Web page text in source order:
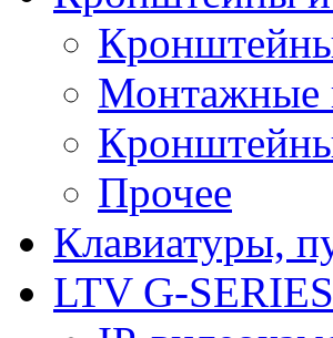
Монтажные
Прочее
Клавиатуры,
LTV G-SERIES